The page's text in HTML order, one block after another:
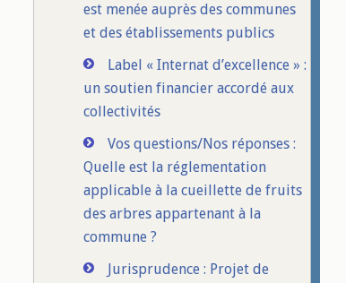
est menée auprès des communes
et des établissements publics
Label « Internat d’excellence » :
un soutien financier accordé aux
collectivités
Vos questions/Nos réponses :
Quelle est la réglementation
applicable à la cueillette de fruits
des arbres appartenant à la
commune ?
Jurisprudence : Projet de